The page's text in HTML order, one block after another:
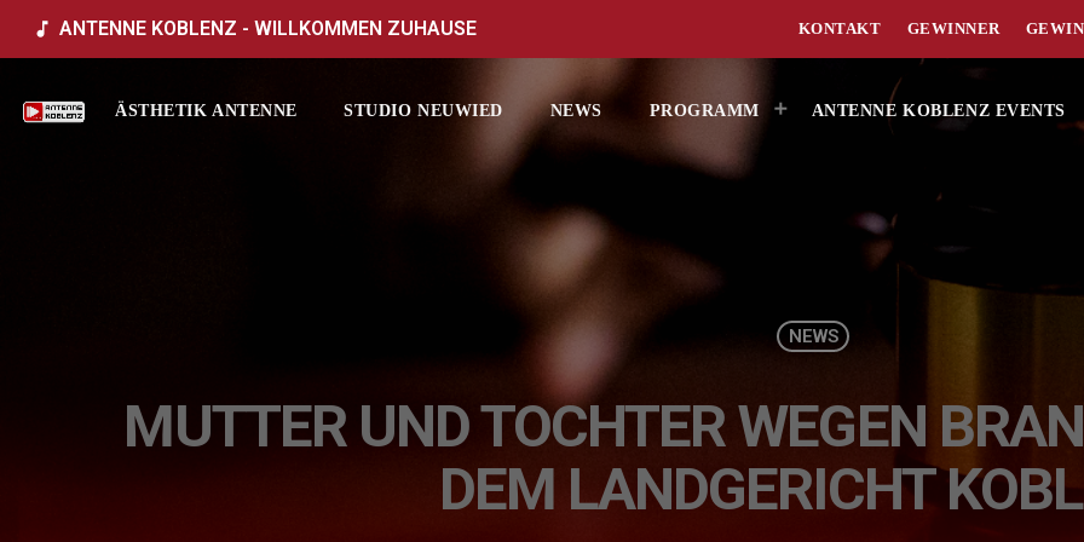
music_note ANTENNE KOBLENZ - WILLKOMMEN ZUHAUSE KONTAKT GEWINNER
ÄSTHETIK ANTENNE STUDIO NEUWIED NEWS PROGRAMM ANTENNE KOBLENZ EVENTS
NEWS
MUTTER UND TOCHTER WEGEN
DEM LANDGERICHT